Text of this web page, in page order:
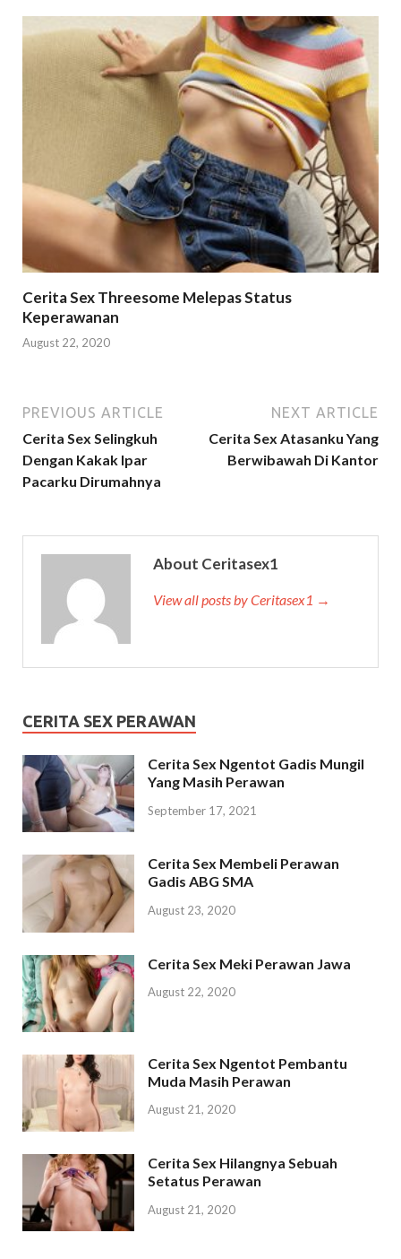
Cerita Sex Threesome Melepas Status
Keperawanan
August 22, 2020
PREVIOUS ARTICLE
Cerita Sex Selingkuh
Dengan Kakak Ipar
Pacarku Dirumahnya
NEXT ARTICLE
Cerita Sex Atasanku Yang
Berwibawah Di Kantor
About Ceritasex1
View all posts by Ceritasex1 →
CERITA SEX PERAWAN
Cerita Sex Ngentot Gadis Mungil
Yang Masih Perawan
September 17, 2021
Cerita Sex Membeli Perawan
Gadis ABG SMA
August 23, 2020
Cerita Sex Meki Perawan Jawa
August 22, 2020
Cerita Sex Ngentot Pembantu
Muda Masih Perawan
August 21, 2020
Cerita Sex Hilangnya Sebuah
Setatus Perawan
August 21, 2020